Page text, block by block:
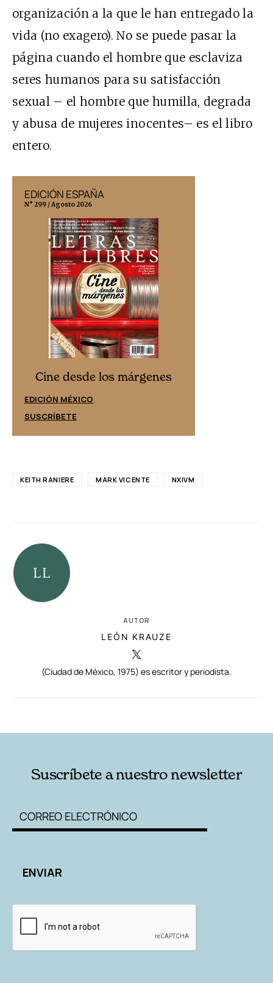
organización a la que le han entregado la
vida (no exagero). No se puede pasar la
página cuando el hombre que esclaviza
seres humanos para su satisfacción
sexual – el hombre que humilla, degrada
y abusa de mujeres inocentes– es el libro
entero.
EDICIÓN ESPAÑA
N° 299 / Agosto 2026
Cine desde los márgenes
EDICIÓN MÉXICO
SUSCRÍBETE
KEITH RANIERE MARK VICENTE NXIVM
AUTOR
LEÓN KRAUZE
(Ciudad de México, 1975) es escritor y periodista.
Suscríbete a nuestro newsletter